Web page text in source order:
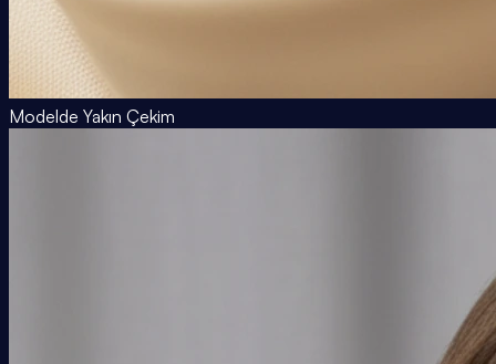
Modelde Yakın Çekim